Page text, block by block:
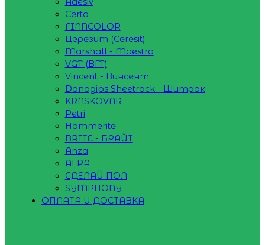
Certa
FINNCOLOR
Церезит (Ceresit)
Marshall - Maestro
VGT (ВГТ)
Vincent - Винсент
Danogips Sheetrock - Шитрок
KRASKOVAR
Petri
Hammerite
BRITE - БРАЙТ
Anza
ALPA
СДЕЛАЙ ПОЛ
SYMPHONY
ОПЛАТА И ДОСТАВКА